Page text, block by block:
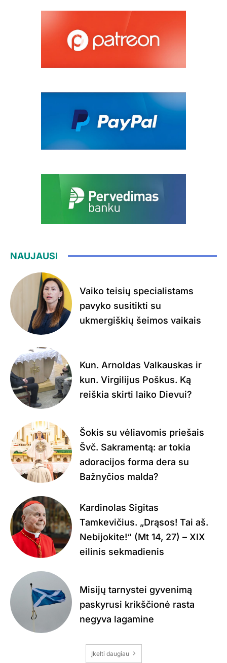
NAUJAUSI
Vaiko teisių specialistams
pavyko susitikti su
ukmergiškių šeimos vaikais
Kun. Arnoldas Valkauskas ir
kun. Virgilijus Poškus. Ką
reiškia skirti laiko Dievui?
Šokis su vėliavomis priešais
Švč. Sakramentą: ar tokia
adoracijos forma dera su
Bažnyčios malda?
Kardinolas Sigitas
Tamkevičius. „Drąsos! Tai aš.
Nebijokite!“ (Mt 14, 27) – XIX
eilinis sekmadienis
Misijų tarnystei gyvenimą
paskyrusi krikščionė rasta
negyva lagamine
Įkelti daugiau